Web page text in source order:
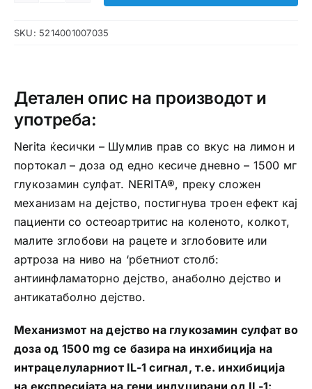
количина
SKU: 5214001007035
Детален опис на производот и
употреба:
Nerita ќесички – Шумлив прав со вкус на лимон и
портокал – доза од едно кесиче дневно – 1500 мг
глукозамин сулфат. NERITA®, преку сложен
механизам на дејство, постигнува троен ефект кај
пациенти со остеоартритис на коленото, колкот,
малите зглобови на рацете и зглобовите или
артроза на ниво на ‘рбетниот столб:
антиинфламаторно дејство, анаболно дејство и
антикатаболно дејство.
Механизмот на дејство на глукозамин сулфат во
доза од 1500 mg се базира на инхибиција на
интрацелуларниот IL-1 сигнал, т.е. инхибиција
на експресијата на гени индуцирани од IL-1: